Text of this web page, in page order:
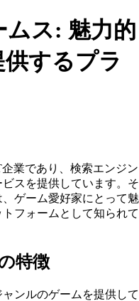
ス: 魅力的
するプラ
業であり、検索エンジン
スを提供しています。そ
ゲーム愛好家にとって魅
フォームとして知られて
特徴
ンルのゲームを提供して